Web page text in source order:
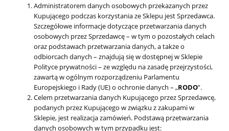
Administratorem danych osobowych przekazanych przez
Kupującego podczas korzystania ze Sklepu jest Sprzedawca.
Szczegółowe informacje dotyczące przetwarzania danych
osobowych przez Sprzedawcę – w tym o pozostałych celach
oraz podstawach przetwarzania danych, a także o
odbiorcach danych – znajdują się w dostępnej w Sklepie
Polityce prywatności – ze względu na zasadę przejrzystości,
zawartą w ogólnym rozporządzeniu Parlamentu
Europejskiego i Rady (UE) o ochronie danych – „RODO”.
Celem przetwarzania danych Kupującego przez Sprzedawcę,
podanych przez Kupującego w związku z zakupami w
Sklepie, jest realizacja zamówień. Podstawą przetwarzania
danych osobowych w tym przypadku jest: